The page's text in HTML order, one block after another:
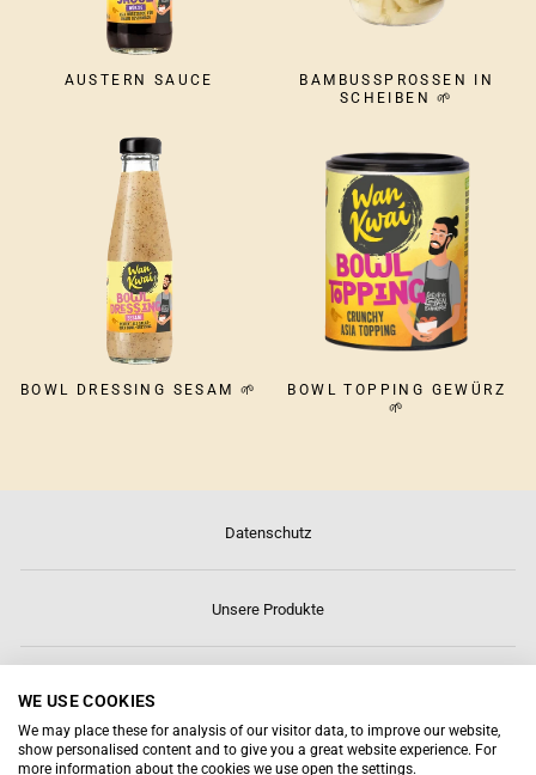
AUSTERN SAUCE
BAMBUSSPROSSEN IN
SCHEIBEN 🌱
BOWL DRESSING SESAM 🌱
BOWL TOPPING GEWÜRZ
🌱
Datenschutz
Unsere Produkte
Kontakt
WE USE COOKIES
We may place these for analysis of our visitor data, to improve our website,
show personalised content and to give you a great website experience. For
more information about the cookies we use open the settings.